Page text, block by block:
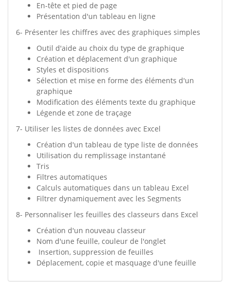
En-tête et pied de page
Présentation d'un tableau en ligne
6- Présenter les chiffres avec des graphiques simples
Outil d'aide au choix du type de graphique
Création et déplacement d'un graphique
Styles et dispositions
Sélection et mise en forme des éléments d'un
graphique
Modification des éléments texte du graphique
Légende et zone de traçage
7- Utiliser les listes de données avec Excel
Création d'un tableau de type liste de données
Utilisation du remplissage instantané
Tris
Filtres automatiques
Calculs automatiques dans un tableau Excel
Filtrer dynamiquement avec les Segments
8- Personnaliser les feuilles des classeurs dans Excel
Création d'un nouveau classeur
Nom d'une feuille, couleur de l'onglet
Insertion, suppression de feuilles
Déplacement, copie et masquage d'une feuille